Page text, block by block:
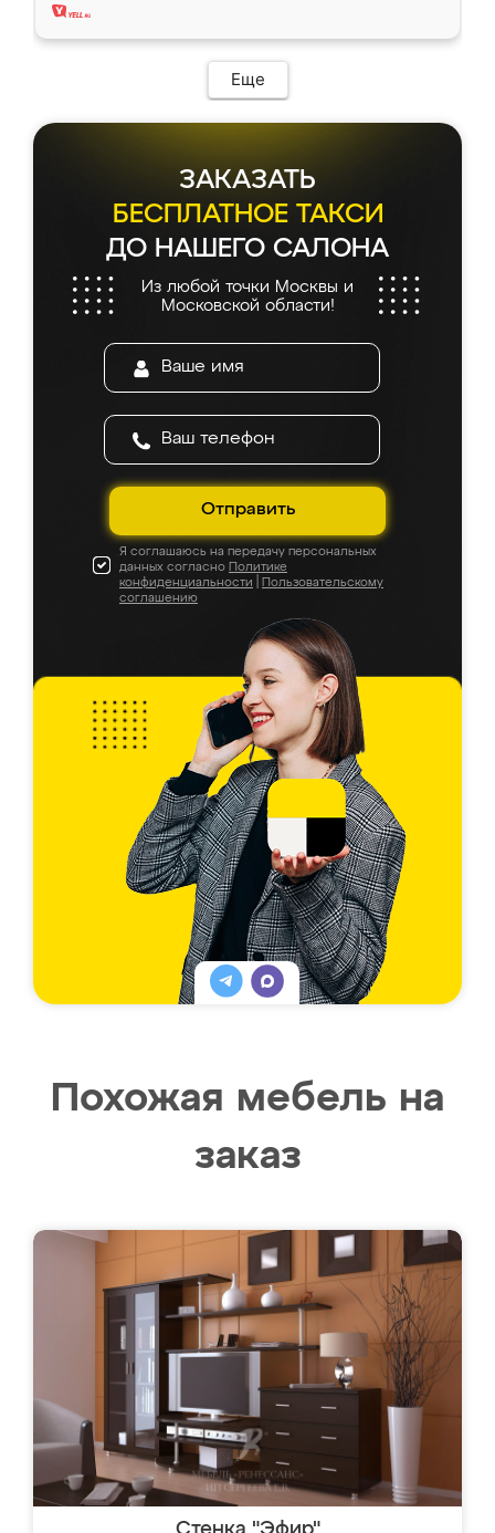
Еще
ЗАКАЗАТЬ
БЕСПЛАТНОЕ ТАКСИ
ДО НАШЕГО САЛОНА
Из любой точки Москвы и
Московской области!
Отправить
Я соглашаюсь на передачу персональных
данных согласно Политике
конфиденциальности
Пользовательскому
соглашению
Похожая мебель на
заказ